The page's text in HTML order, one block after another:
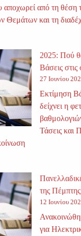
αποχωρεί από τη θέση
Θεμάτων και τη
2025: Πού
Βάσεις στις
27 Ιουνίου
Εκτίμηση
δείχνει η
Τάσεις και
της
12 Ιουνίου
για